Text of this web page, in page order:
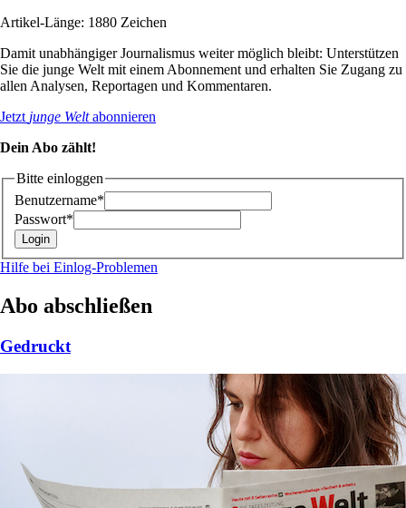
Artikel-Länge: 1880 Zeichen
Damit unabhängiger Journalismus weiter möglich bleibt: Unterstützen
Sie die junge Welt mit einem Abonnement und erhalten Sie Zugang zu
allen Analysen, Reportagen und Kommentaren.
Jetzt junge Weltabonnieren
Dein Abo zählt!
Bitte einloggen
Benutzername*
Passwort*
Hilfe bei Einlog-Problemen
Abo abschließen
Gedruckt